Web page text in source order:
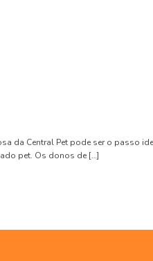
da Central Pet pode ser o passo
pet. Os donos de […]